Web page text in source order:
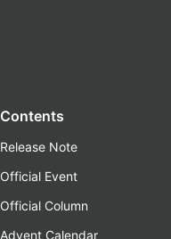
Contents
Release Note
Official Event
Official Column
Advent Calendar